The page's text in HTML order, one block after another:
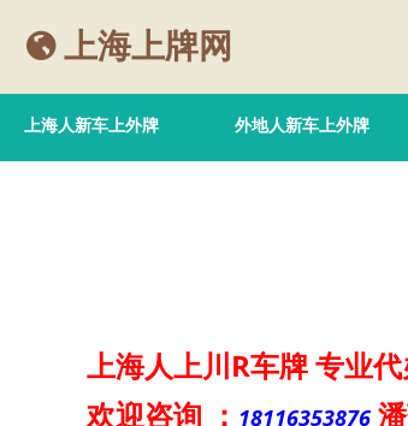
上海上牌网
上海人新车上外牌 外地人新车上外牌
上海人上川R车牌专业
欢迎咨询 ： 18116353876